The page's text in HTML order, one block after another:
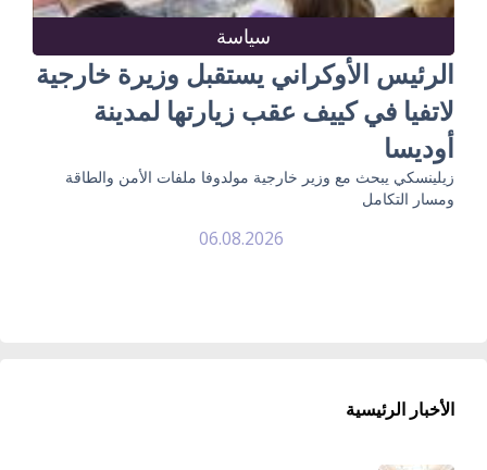
سياسة
الرئيس الأوكراني يستقبل وزيرة خارجية
لاتفيا في كييف عقب زيارتها لمدينة
أوديسا
زيلينسكي يبحث مع وزير خارجية مولدوفا ملفات الأمن والطاقة
ومسار التكامل
06.08.2026
الأخبار الرئيسية